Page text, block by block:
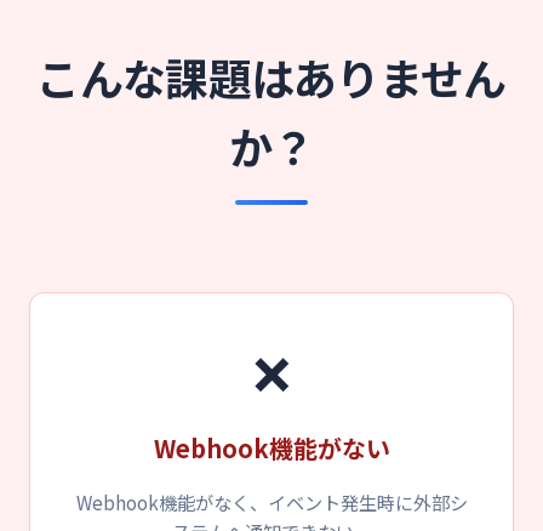
こんな課題はありません
か？
❌
Webhook機能がない
Webhook機能がなく、イベント発生時に外部シ